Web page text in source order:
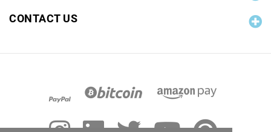
CONTACT US